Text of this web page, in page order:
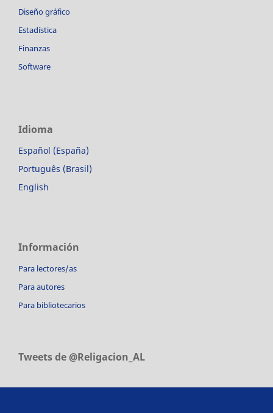
Diseño gráfico
Estadística
Finanzas
Software
Idioma
Español (España)
Português (Brasil)
English
Información
Para lectores/as
Para autores
Para bibliotecarios
Tweets de @Religacion_AL